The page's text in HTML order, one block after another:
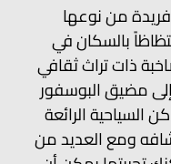
من نوعها
بالسكان في
ذات تراث ثقافي
مضيق البوسفور
السياحية الرائعة
ومع العديد من